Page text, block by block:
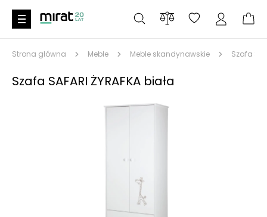
Strona główna Meble Meble skandynawskie Szafa
Szafa SAFARI ŻYRAFKA biała